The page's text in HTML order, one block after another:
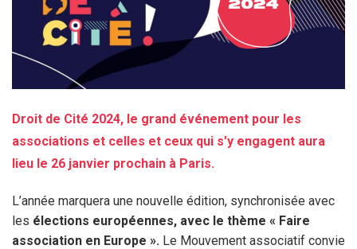
Droit de Cité 2024, le grand événement pour les
associations et celles et ceux qui s’y engagent aura
lieu le 26 janvier prochain à Paris.
L’année marquera une nouvelle édition, synchronisée avec
les élections européennes, avec le thème « Faire
association en Europe ». Le Mouvement associatif convie